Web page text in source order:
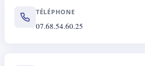
TÉLÉPHONE
07.68.54.60.25